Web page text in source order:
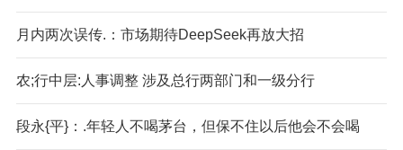
月内两次误传.：市场期待DeepSeek再放大招
农;行中层:人事调整 涉及总行两部门和一级分行
段永{平}：.年轻人不喝茅台，但保不住以后他会不会喝